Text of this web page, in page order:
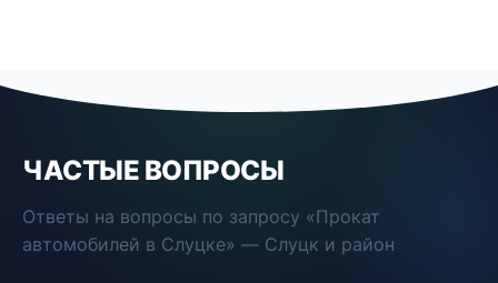
ЧАСТЫЕ ВОПРОСЫ
Ответы на вопросы по запросу «Прокат
автомобилей в Слуцке» — Слуцк и район